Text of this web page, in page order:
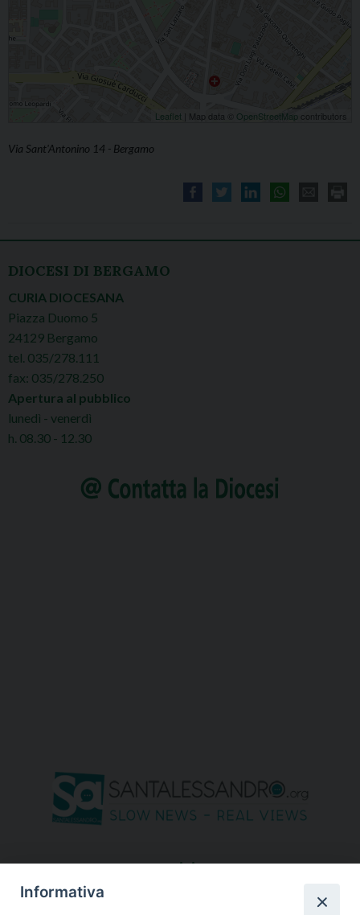
Leaflet | Map data © OpenStreetMap contributors
Via Sant'Antonino 14 - Bergamo
DIOCESI DI BERGAMO
CURIA DIOCESANA
Piazza Duomo 5
24129 Bergamo
tel. 035/278.111
fax: 035/278.250
Apertura al pubblico
lunedì - venerdì
h. 08.30 - 12.30
seguici su
Informativa